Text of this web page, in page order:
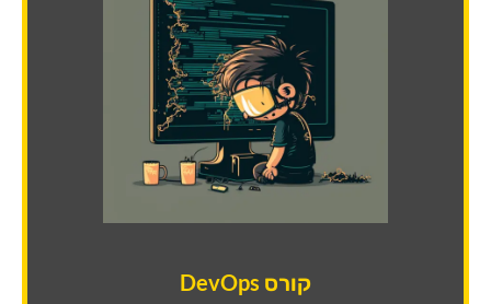
קורס DevOps